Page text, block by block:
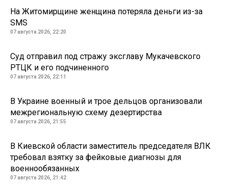
На Житомирщине женщина потеряла деньги из-за
SMS
07 августа 2026, 22:20
Суд отправил под стражу эксглаву Мукачевского
РТЦК и его подчиненного
07 августа 2026, 22:11
В Украине военный и трое дельцов организовали
межрегиональную схему дезертирства
07 августа 2026, 21:55
В Киевской области заместитель председателя ВЛК
требовал взятку за фейковые диагнозы для
военнообязанных
07 августа 2026, 21:42